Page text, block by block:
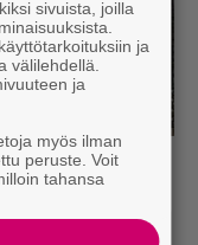
sivuista, joilla
ja
välilehdellä.
ja
myös ilman
peruste. Voit
tahansa